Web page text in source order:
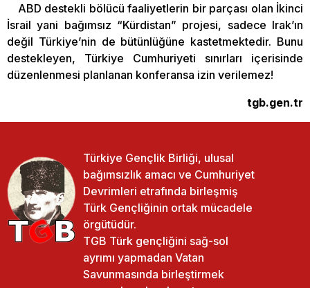
ABD destekli bölücü faaliyetlerin bir parçası olan İkinci
İsrail yani bağımsız “Kürdistan” projesi, sadece Irak’ın
değil Türkiye’nin de bütünlüğüne kastetmektedir. Bunu
destekleyen, Türkiye Cumhuriyeti sınırları içerisinde
düzenlenmesi planlanan konferansa izin verilemez!
tgb.gen.tr
Türkiye Gençlik Birliği, ulusal
bağımsızlık amacı ve Cumhuriyet
Devrimleri etrafında birleşmiş
Türk Gençliğinin ortak mücadele
örgütüdür.
TGB Türk gençliğini sağ-sol
ayrımı yapmadan Vatan
Savunmasında birleştirmek